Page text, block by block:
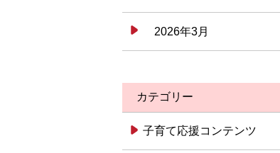
2026年3月
カテゴリー
子育て応援コンテンツ